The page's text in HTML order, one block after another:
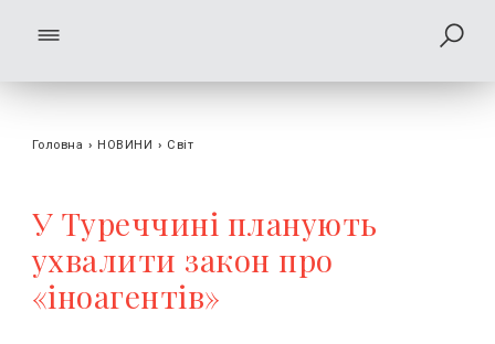
Головна › НОВИНИ › Світ
У Туреччині планують
ухвалити закон про
«іноагентів»